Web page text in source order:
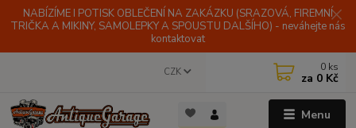
NABÍZÍME I POTISK OBLEČENÍ NA ZAKÁZKU (SRAZOVÁ, FIREMNÍ
TRIČKA A MIKINY, SAMOLEPKY A SPOUSTU DALŠÍHO) - neváhejte nás
kontaktovat
Menu
CZK 0 ks
za 0 Kč